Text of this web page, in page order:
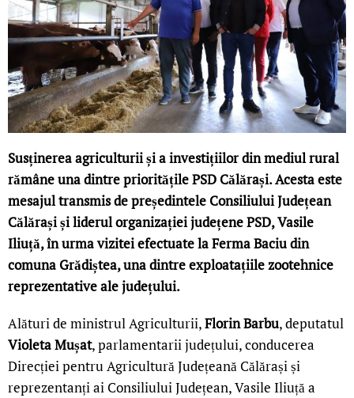
Susținerea agriculturii și a investițiilor din mediul rural
rămâne una dintre prioritățile PSD Călărași. Acesta este
mesajul transmis de președintele Consiliului Județean
Călărași și liderul organizației județene PSD, Vasile
Iliuță, în urma vizitei efectuate la Ferma Baciu din
comuna Grădiștea, una dintre exploatațiile zootehnice
reprezentative ale județului.
Alături de ministrul Agriculturii,Florin Barbu, deputatul
Violeta Mușat, parlamentarii județului, conducerea
Direcției pentru Agricultură Județeană Călărași și
reprezentanți ai Consiliului Județean, Vasile Iliuță a